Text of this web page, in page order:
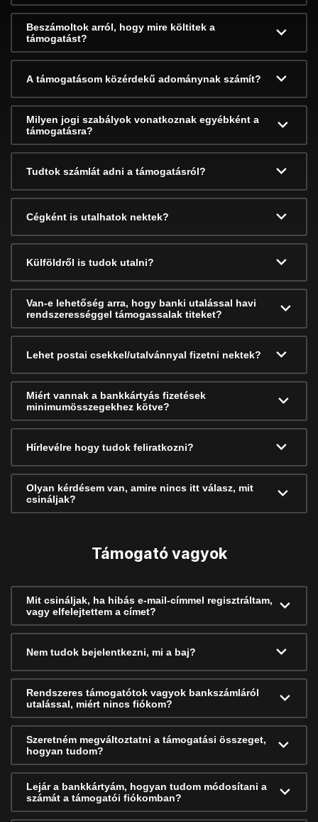
Beszámoltok arról, hogy mire költitek a
támogatást?
A támogatásom közérdekű adománynak számít?
Milyen jogi szabályok vonatkoznak egyébként a
támogatásra?
Tudtok számlát adni a támogatásról?
Cégként is utalhatok nektek?
Külföldről is tudok utalni?
Van-e lehetőség arra, hogy banki utalással havi
rendszerességgel támogassalak titeket?
Lehet postai csekkel/utalvánnyal fizetni nektek?
Miért vannak a bankkártyás fizetések
minimumösszegekhez kötve?
Hírlevélre hogy tudok feliratkozni?
Olyan kérdésem van, amire nincs itt válasz, mit
csináljak?
Támogató vagyok
Mit csináljak, ha hibás e-mail-címmel regisztráltam,
vagy elfelejtettem a címet?
Nem tudok bejelentkezni, mi a baj?
Rendszeres támogatótok vagyok bankszámláról
utalással, miért nincs fiókom?
Szeretném megváltoztatni a támogatási összeget,
hogyan tudom?
Lejár a bankkártyám, hogyan tudom módosítani a
számát a támogatói fiókomban?